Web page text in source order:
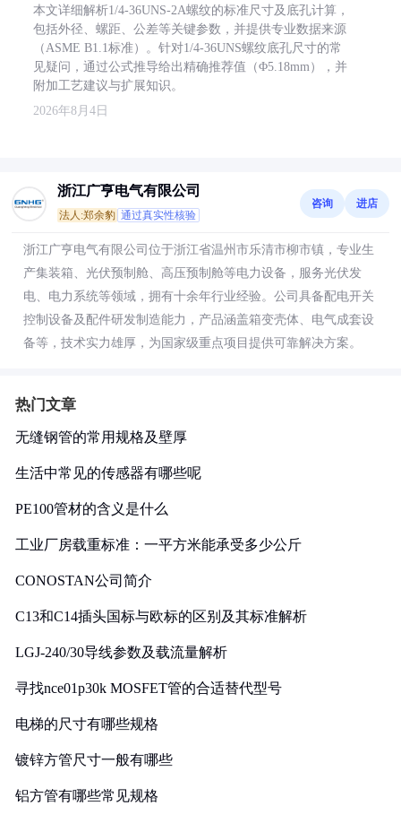
本文详细解析1/4-36UNS-2A螺纹的标准尺寸及底孔计算，
包括外径、螺距、公差等关键参数，并提供专业数据来源
（ASME B1.1标准）。针对1/4-36UNS螺纹底孔尺寸的常
见疑问，通过公式推导给出精确推荐值（Φ5.18mm），并
附加工艺建议与扩展知识。
2026年8月4日
浙江广亨电气有限公司
法人:郑余豹 通过真实性核验
咨询 进店
浙江广亨电气有限公司位于浙江省温州市乐清市柳市镇，专业生
产集装箱、光伏预制舱、高压预制舱等电力设备，服务光伏发
电、电力系统等领域，拥有十余年行业经验。公司具备配电开关
控制设备及配件研发制造能力，产品涵盖箱变壳体、电气成套设
备等，技术实力雄厚，为国家级重点项目提供可靠解决方案。
热门文章
无缝钢管的常用规格及壁厚
生活中常见的传感器有哪些呢
PE100管材的含义是什么
工业厂房载重标准：一平方米能承受多少公斤
CONOSTAN公司简介
C13和C14插头国标与欧标的区别及其标准解析
LGJ-240/30导线参数及载流量解析
寻找nce01p30k MOSFET管的合适替代型号
电梯的尺寸有哪些规格
镀锌方管尺寸一般有哪些
铝方管有哪些常见规格